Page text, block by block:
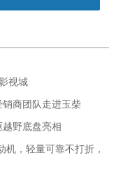
视城
商团队走进玉柴
野底盘亮相
，轻量可靠不打折，